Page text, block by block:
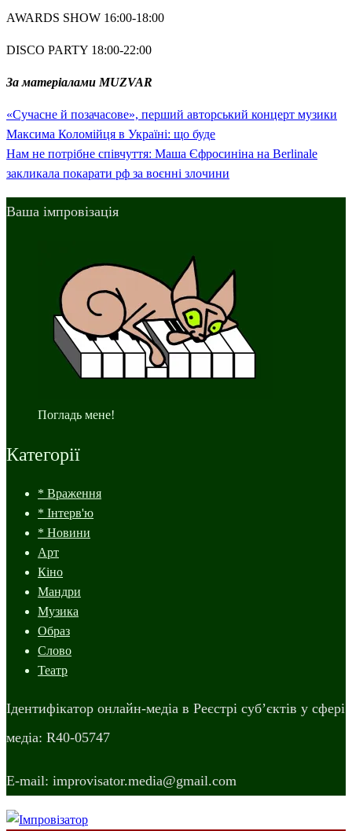
AWARDS SHOW 16:00-18:00
DISCO PARTY 18:00-22:00
За матеріалами MUZVAR
Навігація
записів
Previous
Post
«Сучасне й позачасове», перший авторський концерт музики
Максима Коломійця в Україні: що буде
Next
Post
Нам не потрібне співчуття: Маша Єфросиніна на Berlinale
закликала покарати рф за воєнні злочини
Ваша імпровізація
Погладь мене!
Категорії
* Враження
* Інтерв'ю
* Новини
Арт
Кіно
Мандри
Музика
Образ
Слово
Театр
Ідентифікатор онлайн-медіа в Реєстрі суб’єктів у сфері
медіа: R40-05747
E-mail: improvisator.media@gmail.com